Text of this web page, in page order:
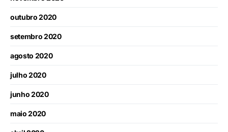
outubro 2020
setembro 2020
agosto 2020
julho 2020
junho 2020
maio 2020